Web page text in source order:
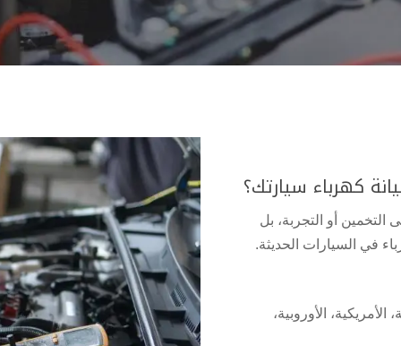
كهرباء سيارتك؟
أو التجربة، بل
في السيارات الحديثة.
الأوروبية،